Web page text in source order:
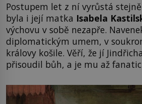
Postupem let z ní vyrůstá
byla i její matka Isabela
výchovu v sobě nezapře.
diplomatickým umem, v
královy košile. Věří, že jí
přisoudil bůh, a je mu až